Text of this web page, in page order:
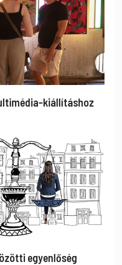
kiállításhoz
egyenlőség